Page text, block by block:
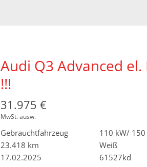
Audi Q3 Advanced
!!!
31.975 €
MwSt. ausw.
Gebrauchtfahrzeug
23.418 km
17.02.2025
110 kW/ 150
Weiß
61527kd